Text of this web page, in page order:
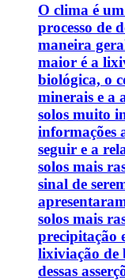
O clima é
processo de
maneira
maior é a
biológica, o
minerais e a
solos muito
informações
seguir e a
solos mais
sinal de
solos mais
precipitação
lixiviação de
dessas